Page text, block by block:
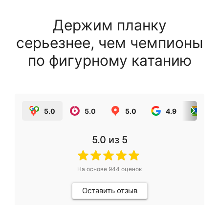
Держим планку
серьезнее, чем чемпионы
по фигурному катанию
5.0 5.0 5.0 4.9
5.0 из 5
На основе 944 оценок
Оставить отзыв